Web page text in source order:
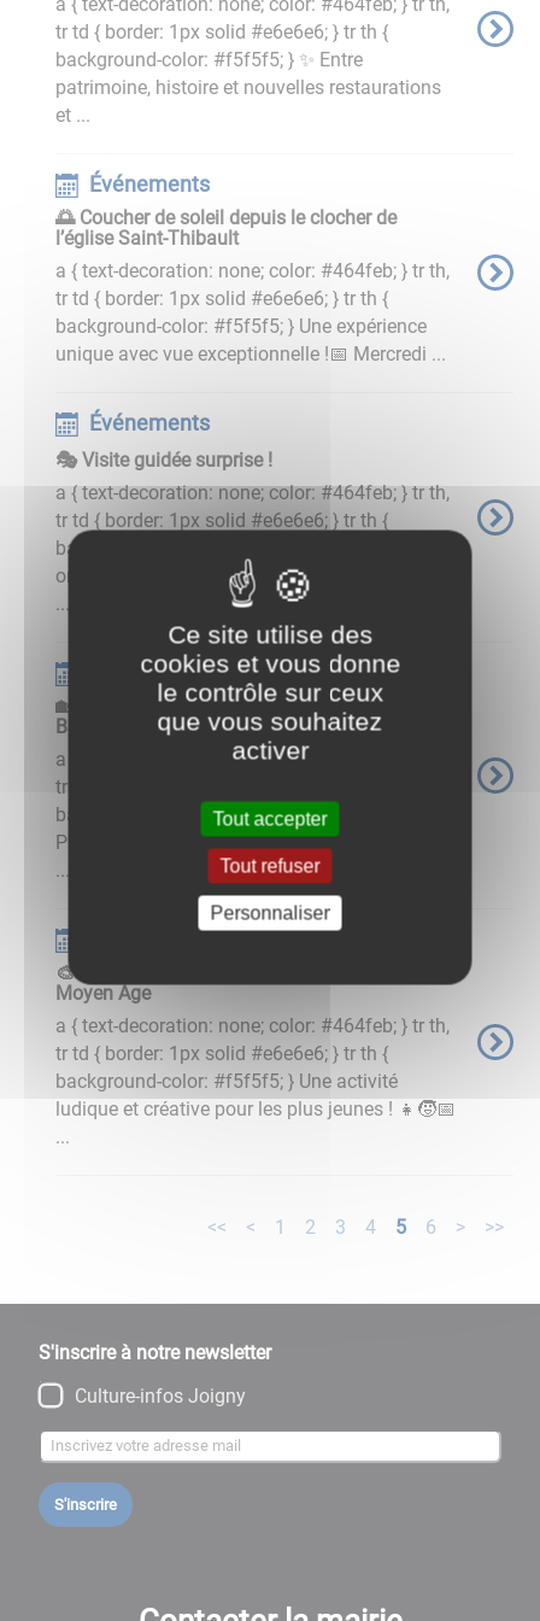
tr td { border: 1px solid #e6e6e6; } tr th {
background-color: #f5f5f5; } ✨ Entre
patrimoine, histoire et nouvelles restaurations
et ...
Événements
🌅 Coucher de soleil depuis le clocher de
l’église Saint-Thibault
a { text-decoration: none; color: #464feb; } tr th,
tr td { border: 1px solid #e6e6e6; } tr th {
background-color: #f5f5f5; } Une expérience
unique avec vue exceptionnelle !📅 Mercredi ...
Événements
🎭 Visite guidée surprise !
a { text-decoration: none; color: #464feb; } tr th,
tr td { border: 1px solid #e6e6e6; } tr th {
background-color: #f5f5f5; } Une visite
originale dont le thème reste… mystérieux 🤫📅
...
Événements
🏡 La maison et les jardins du centre Sophie
Barat
a { text-decoration: none; color: #464feb; } tr th,
tr td { border: 1px solid #e6e6e6; } tr th {
background-color: #f5f5f5; } 🌿 Journées du
Patrimoine de Pays📅 Samedi 27 juin 2026🕒
...
🎨 Atelier enfants : Un pavement comme au
Moyen Âge
a { text-decoration: none; color: #464feb; } tr th,
tr td { border: 1px solid #e6e6e6; } tr th {
background-color: #f5f5f5; } Une activité
ludique et créative pour les plus jeunes ! 👧🧒📅
...
<< < 1 2 3 4 5 6 > >>
S'inscrire à notre newsletter
Culture-infos Joigny
S'inscrire
Ce site utilise des
cookies et vous donne
le contrôle sur ceux
que vous souhaitez
activer
Tout accepter
Tout refuser
Personnaliser